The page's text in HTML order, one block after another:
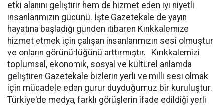
etki alanını geliştirir hem de hizmet eden iyi niyetli
insanlarımızın gücünü. İşte Gazetekale de yayın
hayatına başladığı günden itibaren Kırıkkalemize
hizmet etmek için çalışan insanlarımızın sesi olmuştur
ve onların görünürlüğünü arttırmıştır. Kırıkkalemizi
toplumsal, ekonomik, sosyal ve kültürel anlamda
geliştiren Gazetekale bizlerin yerli ve milli sesi olmak
için mücadele eden gurur duyduğumuz bir kuruluştur.
Türkiye'de medya, farklı görüşlerin ifade edildiği yerli